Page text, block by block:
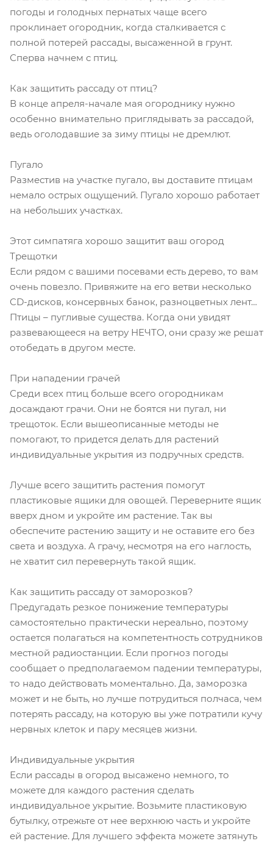
погоды и голодных пернатых чаще всего
проклинает огородник, когда сталкивается с
полной потерей рассады, высаженной в грунт.
Сперва начнем с птиц.
Как защитить рассаду от птиц?
В конце апреля-начале мая огороднику нужно
особенно внимательно приглядывать за рассадой,
ведь оголодавшие за зиму птицы не дремлют.
Пугало
Разместив на участке пугало, вы доставите птицам
немало острых ощущений. Пугало хорошо работает
на небольших участках.
Этот симпатяга хорошо защитит ваш огород
Трещотки
Если рядом с вашими посевами есть дерево, то вам
очень повезло. Привяжите на его ветви несколько
CD-дисков, консервных банок, разноцветных лент…
Птицы – пугливые существа. Когда они увидят
развевающееся на ветру НЕЧТО, они сразу же решат
отобедать в другом месте.
При нападении грачей
Среди всех птиц больше всего огородникам
досаждают грачи. Они не боятся ни пугал, ни
трещоток. Если вышеописанные методы не
помогают, то придется делать для растений
индивидуальные укрытия из подручных средств.
Лучше всего защитить растения помогут
пластиковые ящики для овощей. Переверните ящик
вверх дном и укройте им растение. Так вы
обеспечите растению защиту и не оставите его без
света и воздуха. А грачу, несмотря на его наглость,
не хватит сил перевернуть такой ящик.
Как защитить рассаду от заморозков?
Предугадать резкое понижение температуры
самостоятельно практически нереально, поэтому
остается полагаться на компетентность сотрудников
местной радиостанции. Если прогноз погоды
сообщает о предполагаемом падении температуры,
то надо действовать моментально. Да, заморозка
может и не быть, но лучше потрудиться полчаса, чем
потерять рассаду, на которую вы уже потратили кучу
нервных клеток и пару месяцев жизни.
Индивидуальные укрытия
Если рассады в огород высажено немного, то
можете для каждого растения сделать
индивидуальное укрытие. Возьмите пластиковую
бутылку, отрежьте от нее верхнюю часть и укройте
ей растение. Для лучшего эффекта можете затянуть